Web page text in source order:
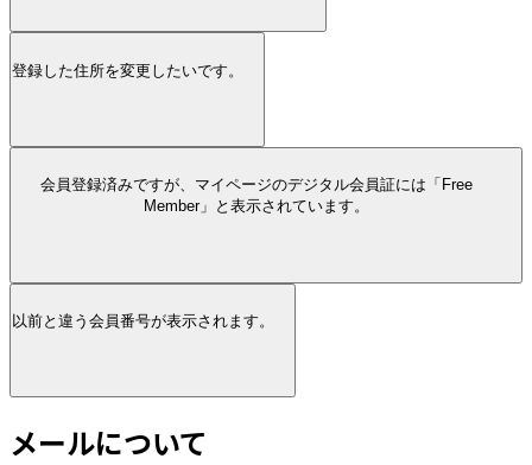
登録した住所を変更したいです。
会員登録済みですが、マイページのデジタル会員証には「Free
Member」と表示されています。
以前と違う会員番号が表示されます。
メールについて